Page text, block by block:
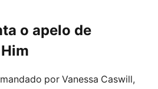
o apelo de
por Vanessa Caswill,